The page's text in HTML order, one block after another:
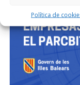
Política de